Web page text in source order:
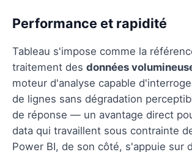
Performance et rapidité
Tableau s'impose comme la
traitement des données
moteur d'analyse capable
de lignes sans dégradation
de réponse — un avantage direct
data qui travaillent sous contrainte
Power BI, de son côté, s'appuie sur